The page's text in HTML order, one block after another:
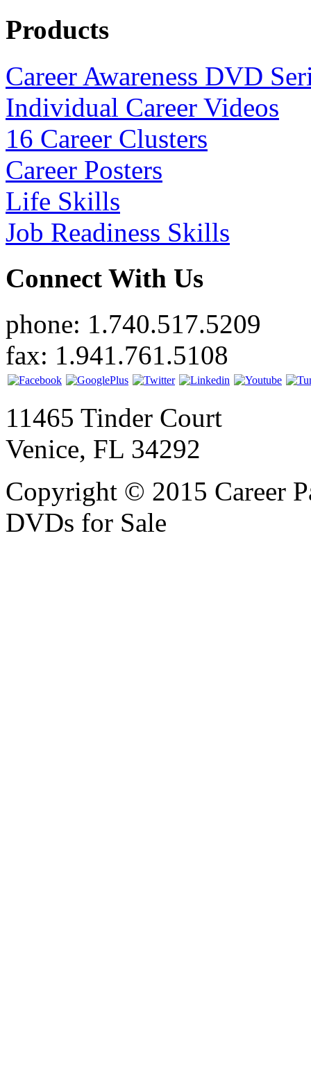
Products
Career Awareness DVD
Individual Career Videos
16 Career Clusters
Career Posters
Life Skills
Job Readiness Skills
Connect With Us
phone: 1.740.517.5209
fax: 1.941.761.5108
11465 Tinder Court
Venice, FL 34292
Copyright © 2015 Career
DVDs for Sale